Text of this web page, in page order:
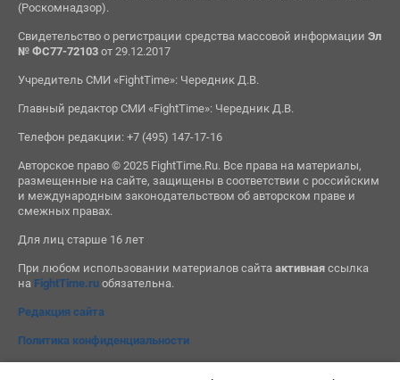
(Роскомнадзор).
Свидетельство о регистрации средства массовой информации Эл
№ ФС77-72103от 29.12.2017
Учредитель СМИ «FightTime»: Чередник Д.В.
Главный редактор СМИ «FightTime»: Чередник Д.В.
Телефон редакции: +7 (495) 147-17-16
Авторское право © 2025 FightTime.Ru. Все права на материалы,
размещенные на сайте, защищены в соответствии с российским
и международным законодательством об авторском праве и
смежных правах.
Для лиц старше 16 лет
При любом использовании материалов сайта активнаяссылка
на FightTime.ruобязательна.
Редакция сайта
Политика конфиденциальности